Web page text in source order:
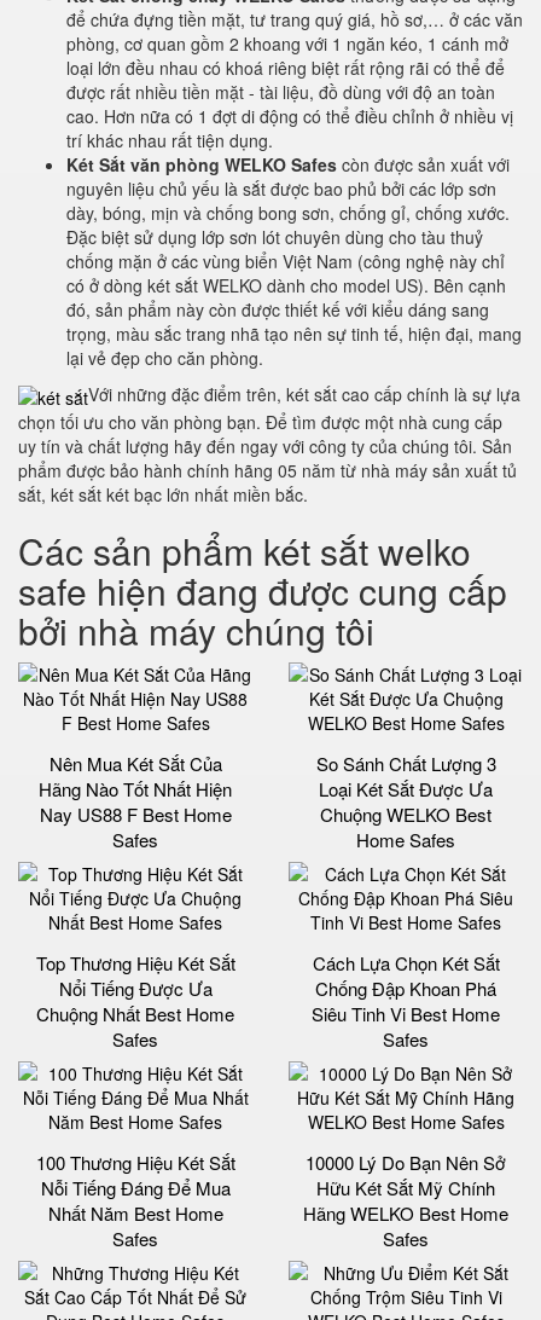
để chứa đựng tiền mặt, tư trang quý giá, hồ sơ,… ở các văn
phòng, cơ quan gồm 2 khoang với 1 ngăn kéo, 1 cánh mở
loại lớn đều nhau có khoá riêng biệt rất rộng rãi có thể để
được rất nhiều tiền mặt - tài liệu, đồ dùng với độ an toàn
cao. Hơn nữa có 1 đợt di động có thể điều chỉnh ở nhiều vị
trí khác nhau rất tiện dụng.
Két Sắt văn phòng WELKO Safes còn được sản xuất với
nguyên liệu chủ yếu là sắt được bao phủ bởi các lớp sơn
dày, bóng, mịn và chống bong sơn, chống gỉ, chống xước.
Đặc biệt sử dụng lớp sơn lót chuyên dùng cho tàu thuỷ
chống mặn ở các vùng biển Việt Nam (công nghệ này chỉ
có ở dòng két sắt WELKO dành cho model US). Bên cạnh
đó, sản phẩm này còn được thiết kế với kiểu dáng sang
trọng, màu sắc trang nhã tạo nên sự tinh tế, hiện đại, mang
lại vẻ đẹp cho căn phòng.
Với những đặc điểm trên, két sắt cao cấp chính là sự lựa
chọn tối ưu cho văn phòng bạn. Để tìm được một nhà cung cấp
uy tín và chất lượng hãy đến ngay với công ty của chúng tôi. Sản
phẩm được bảo hành chính hãng 05 năm từ nhà máy sản xuất tủ
sắt, két sắt két bạc lớn nhất miền bắc.
Các sản phẩm két sắt welko
safe hiện đang được cung cấp
bởi nhà máy chúng tôi
Nên Mua Két Sắt Của
Hãng Nào Tốt Nhất Hiện
Nay US88 F Best Home
Safes
So Sánh Chất Lượng 3
Loại Két Sắt Được Ưa
Chuộng WELKO Best
Home Safes
Top Thương Hiệu Két Sắt
Nổi Tiếng Được Ưa
Chuộng Nhất Best Home
Safes
Cách Lựa Chọn Két Sắt
Chống Đập Khoan Phá
Siêu Tinh Vi Best Home
Safes
100 Thương Hiệu Két Sắt
Nỗi Tiếng Đáng Để Mua
Nhất Năm Best Home
Safes
10000 Lý Do Bạn Nên Sở
Hữu Két Sắt Mỹ Chính
Hãng WELKO Best Home
Safes